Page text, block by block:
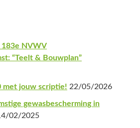
183e NVWV
“Teelt & Bouwplan”
met jouw scriptie! 22/05/2026
gewasbescherming in
02/2025